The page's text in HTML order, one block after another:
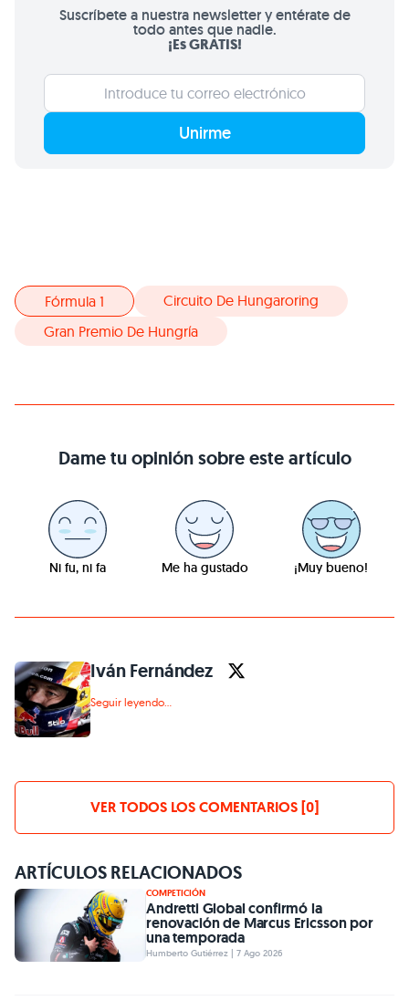
Suscríbete a nuestra newsletter y entérate de
todo antes que nadie.
¡Es GRATIS!
Unirme
Fórmula 1
Circuito De Hungaroring
Gran Premio De Hungría
Dame tu opinión sobre este artículo
Ni fu, ni fa Me ha gustado ¡Muy bueno!
Iván Fernández
Seguir leyendo...
VER TODOS LOS COMENTARIOS [0]
ARTÍCULOS RELACIONADOS
COMPETICIÓN
Andretti Global confirmó la
renovación de Marcus Ericsson por
una temporada
Humberto Gutiérrez | 7 Ago 2026